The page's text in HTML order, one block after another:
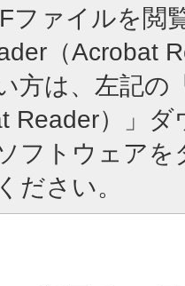
ファイルを閲
（Acrobat
方は、左記の
Reader）」
フトウェア
ださい。